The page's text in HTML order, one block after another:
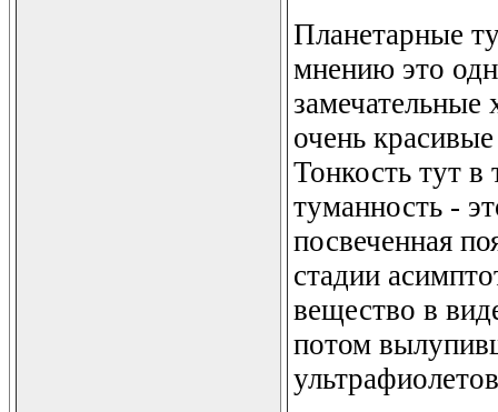
Планетарные
мнению это
очень
Тонкость тут в
туманность -
посвеченная
стадии
вещество в
потом